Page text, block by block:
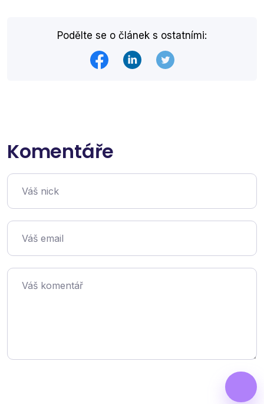
Podělte se o článek s ostatními:
Komentáře
Váš nick
Váš email
Váš komentář